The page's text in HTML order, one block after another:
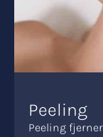
Peeling
Peeling